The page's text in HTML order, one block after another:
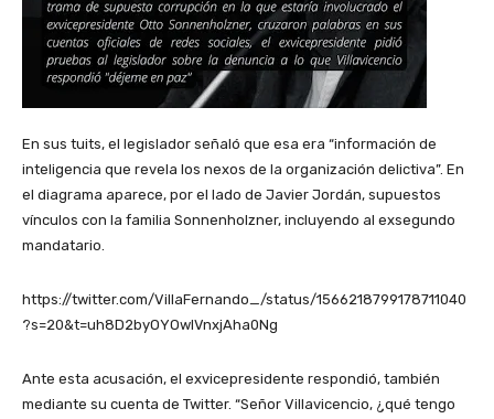
En sus tuits, el legislador señaló que esa era “información de
inteligencia que revela los nexos de la organización delictiva”. En
el diagrama aparece, por el lado de Javier Jordán, supuestos
vínculos con la familia Sonnenholzner, incluyendo al exsegundo
mandatario.
https://twitter.com/VillaFernando_/status/1566218799178711040
?s=20&t=uh8D2byOYOwIVnxjAha0Ng
Ante esta acusación, el exvicepresidente respondió, también
mediante su cuenta de Twitter. “Señor Villavicencio, ¿qué tengo